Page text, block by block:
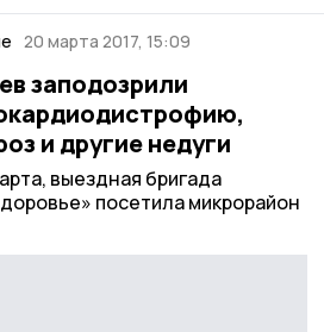
20 марта 2017, 15:09
заподозрили
и другие недуги
выездная бригада
посетила микрорайон